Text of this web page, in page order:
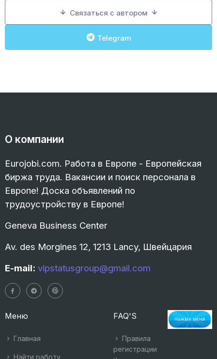
Связаться с автором
Telegram
О компании
Eurojobi.com. Работа в Европе - Европейская
биржа труда. Вакансии и поиск персонала в
Европе! Доска объявлений по
трудоустройству в Европе!
Geneva Business Center
Av. des Morgines 12, 1213 Lancy, Швейцария
E-mail: vipstatusgroup@gmail.com
Меню
Главная
Найти работу
FAQ'S
Правила
регистрации